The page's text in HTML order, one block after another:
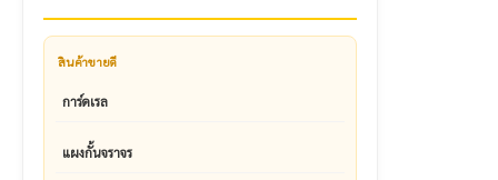
สินค้าขายดี
การ์ดเรล
แผงกั้นจราจร